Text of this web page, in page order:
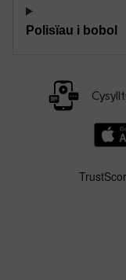
Polisïau i bobol